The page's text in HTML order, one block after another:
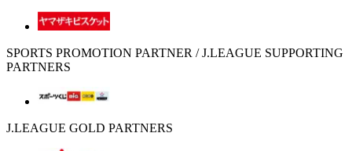
SPORTS PROMOTION PARTNER / J.LEAGUE SUPPORTING
PARTNERS
J.LEAGUE GOLD PARTNERS